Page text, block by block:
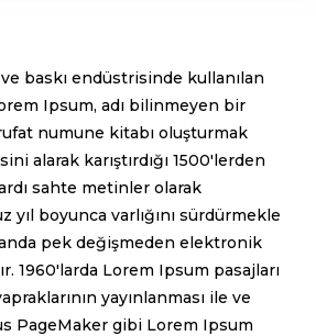
baskı endüstrisinde kullanılan
Ipsum, adı bilinmeyen bir
numune kitabı oluşturmak
alarak karıştırdığı 1500'lerden
sahte metinler olarak
yıl boyunca varlığını sürdürmekle
pek değişmeden elektronik
1960'larda Lorem Ipsum pasajları
yayınlanması ile ve
PageMaker gibi Lorem Ipsum